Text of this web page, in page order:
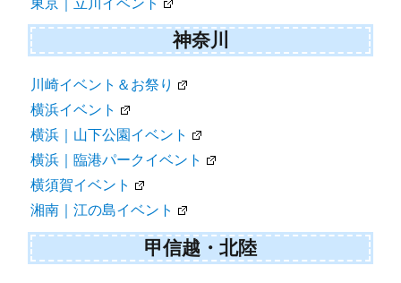
神奈川
川崎イベント＆お祭り
横浜イベント
横浜｜山下公園イベント
横浜｜臨港パークイベント
横須賀イベント
湘南｜江の島イベント
甲信越・北陸